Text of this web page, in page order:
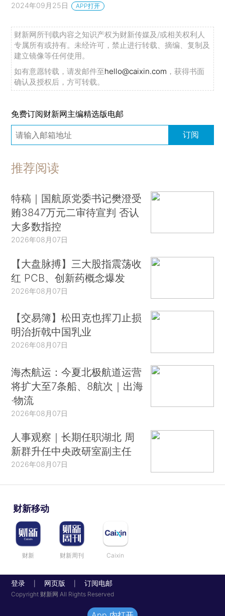
2024年09月25日 APP打开
财新网所刊载内容之知识产权为财新传媒及/或相关权利人
专属所有或持有。未经许可，禁止进行转载、摘编、复制及
建立镜像等任何使用。
如有意愿转载，请发邮件至hello@caixin.com ，获得书面
确认及授权后，方可转载。
免费订阅财新网主编精选版电邮
订阅
推荐阅读
特稿｜国航原党委书记樊澄受
贿3847万元二审待宣判 否认
大多数指控
2026年08月07日
【大盘脉搏】三大股指震荡收
红 PCB、创新药概念爆发
2026年08月07日
【交易簿】松田克也挥刀止损
明治折戟中国乳业
2026年08月07日
海杰航运：今夏北极航道运营
将扩大至7条船、8航次｜出海
·物流
2026年08月07日
人事观察｜长期任职湖北 周
新群升任中央政研室副主任
2026年08月07日
财新移动
财新 财新周刊 Caixin
登录 网页版 订阅电邮
Copyright 财新网 All Rights Reserved